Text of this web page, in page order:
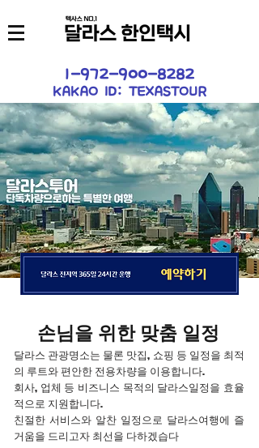
1-972-900-8282
KAKAO ID: TEXASTOUR
손님을 위한 맞춤 일정
달라스 관광명소는 물론 맛집, 쇼핑 등 일정을 최적
의 루트와 편안한 전용차량을 이용합니다.
회사, 업체 등 비즈니스 목적의 달라스일정을 효율
적으로 지원합니다.
친절한 서비스와 알찬 일정으로 달라스여행에 즐
거움을 드리고자 최선을 다하겠습다